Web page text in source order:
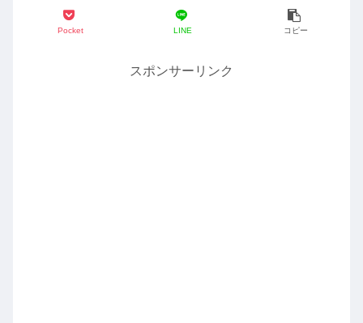
Pocket LINE コピー
スポンサーリンク